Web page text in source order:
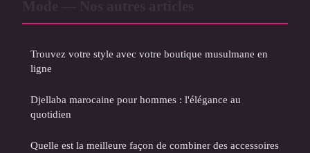
Trouvez votre style avec votre boutique musulmane en
ligne
Djellaba marocaine pour hommes : l'élégance au
quotidien
Quelle est la meilleure façon de combiner des accessoires